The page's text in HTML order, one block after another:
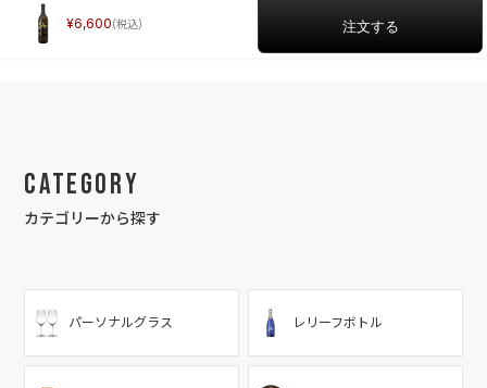
6,600
Category
カテゴリーから探す
パーソナルグラス レリーフボトル